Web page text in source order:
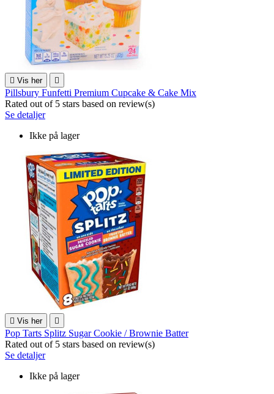
 Vis her 
Pillsbury Funfetti Premium Cupcake & Cake Mix
Rated out of 5 stars based on review(s)
Se detaljer
Ikke på lager
 Vis her 
Pop Tarts Splitz Sugar Cookie / Brownie Batter
Rated out of 5 stars based on review(s)
Se detaljer
Ikke på lager